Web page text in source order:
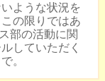
ような状況を
の限りではあ
部の活動に関
していただく
。